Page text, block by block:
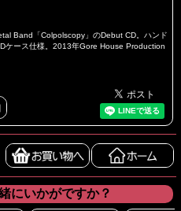
Band「Colpolscopy」のDebut CD。ハンド
ケース仕様。2013年Gore House Production
にいかがですか？